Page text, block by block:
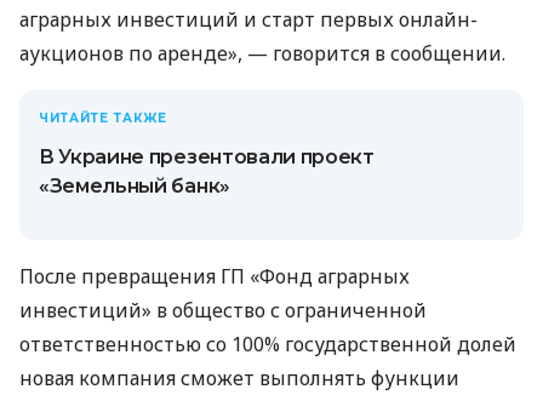
аграрных инвестиций и старт первых онлайн-
аукционов по аренде», — говорится в сообщении.
ЧИТАЙТЕ ТАКЖЕ
В Украине презентовали проект
«Земельный банк»
После превращения ГП «Фонд аграрных
инвестиций» в общество с ограниченной
ответственностью со 100% государственной долей
новая компания сможет выполнять функции